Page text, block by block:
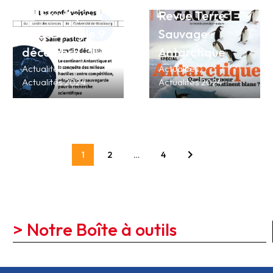
l’Antarctique à
Strasbourg le 9
décembre
Actualités
Actualités 2024
Revue Terre
Sauvage :
Antarctique
Actualités
Actualités 2024
1 2 … 4
> Notre Boîte à outils